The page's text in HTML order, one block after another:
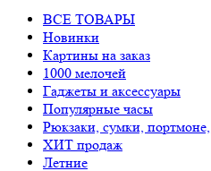
ВСЕ ТОВАРЫ
Новинки
Картины на заказ
1000 мелочей
Гаджеты и аксессуары
Популярные часы
Рюкзаки, сумки,
ХИТ продаж
Летние